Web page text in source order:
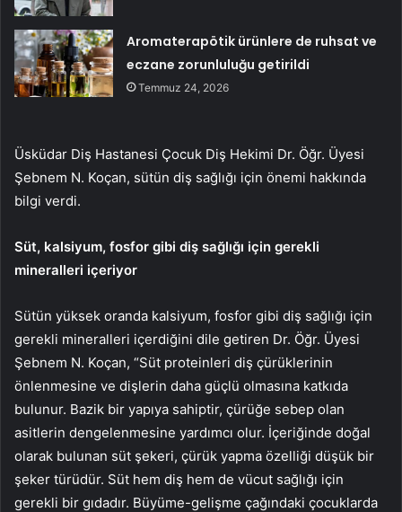
Aromaterapötik ürünlere de ruhsat ve
eczane zorunluluğu getirildi
Temmuz 24, 2026
Üsküdar Diş Hastanesi Çocuk Diş Hekimi Dr. Öğr. Üyesi
Şebnem N. Koçan, sütün diş sağlığı için önemi hakkında
bilgi verdi.
Süt, kalsiyum, fosfor gibi diş sağlığı için gerekli
mineralleri içeriyor
Sütün yüksek oranda kalsiyum, fosfor gibi diş sağlığı için
gerekli mineralleri içerdiğini dile getiren Dr. Öğr. Üyesi
Şebnem N. Koçan, “Süt proteinleri diş çürüklerinin
önlenmesine ve dişlerin daha güçlü olmasına katkıda
bulunur. Bazik bir yapıya sahiptir, çürüğe sebep olan
asitlerin dengelenmesine yardımcı olur. İçeriğinde doğal
olarak bulunan süt şekeri, çürük yapma özelliği düşük bir
şeker türüdür. Süt hem diş hem de vücut sağlığı için
gerekli bir gıdadır. Büyüme-gelişme çağındaki çocuklarda